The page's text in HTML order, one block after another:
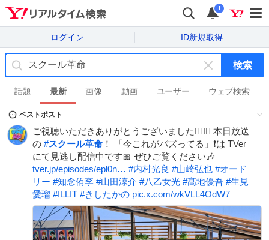
i
ログイン ID新規取得
キ
ー
ワ
ド
を
消
す
検索
話題 最新 画像 動画 ユーザー ウェブ検索
ベストポスト
ご視聴いただきありがとうございました🙇🏻‍♀️ 本日放送
の #スクール革命 ！ 「今これがバズってる」❗️は TVer
にて見逃し配信中です🎀 ぜひご覧ください🎶
tver.jp/episodes/epl0n… #内村光良 #山崎弘也 #オード
リー #知念侑李 #山田涼介 #八乙女光 #髙地優吾 #生見
愛瑠 #ILLIT #きしたかの pic.x.com/wkVLL4OdW7